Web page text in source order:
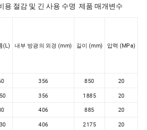
용 절감 및 긴 사용 수명 제품 매개변수
(L) 내부 방광의 외경 (mm) 길이 (mm) 압력 (MPa)
356 850
20
356 1885
20
406 885
20
406 2175
20